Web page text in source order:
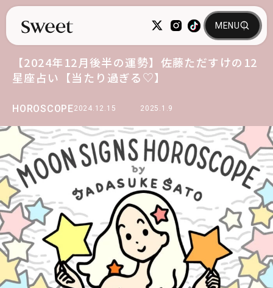
HOROSCOPE2024.12.15 2025.1.9
【2024年12月後半の運勢】佐藤ただすけの12
星座占い【当たり過ぎる♡】